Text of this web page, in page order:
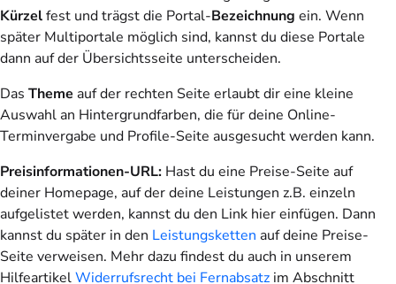
Kürzelfest und trägst die Portal-Bezeichnung ein. Wenn
später Multiportale möglich sind, kannst du diese Portale
dann auf der Übersichtsseite unterscheiden.
Das Theme auf der rechten Seite erlaubt dir eine kleine
Auswahl an Hintergrundfarben, die für deine Online-
Terminvergabe und Profile-Seite ausgesucht werden kann.
Preisinformationen-URL: Hast du eine Preise-Seite auf
deiner Homepage, auf der deine Leistungen z.B. einzeln
aufgelistet werden, kannst du den Link hier einfügen. Dann
kannst du später in den Leistungsketten auf deine Preise-
Seite verweisen. Mehr dazu findest du auch in unserem
HilfeartikelWiderrufsrecht bei Fernabsatz im Abschnitt